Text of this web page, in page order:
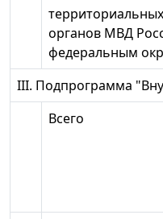
территориальных
органов МВД
федеральным
III. Подпрограмма
Всего